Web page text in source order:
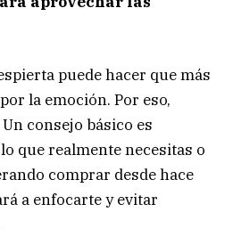
puede hacer que más
la emoción. Por eso,
consejo básico es
que realmente necesitas o
comprar desde hace
a enfocarte y evitar